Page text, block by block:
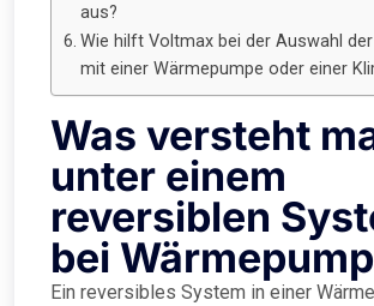
aus?
Wie hilft Voltmax bei der Auswahl
mit einer Wärmepumpe oder einer
Was versteht
unter einem
reversiblen
bei
Ein reversibles System in einer